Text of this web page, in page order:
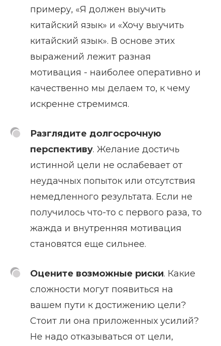
примеру, «Я должен выучить
китайский язык» и «Хочу выучить
китайский язык». В основе этих
выражений лежит разная
мотивация - наиболее оперативно и
качественно мы делаем то, к чему
искренне стремимся.
Разглядите долгосрочную
перспективу. Желание достичь
истинной цели не ослабевает от
неудачных попыток или отсутствия
немедленного результата. Если не
получилось что-то с первого раза, то
жажда и внутренняя мотивация
становятся еще сильнее.
Оцените возможные риски. Какие
сложности могут появиться на
вашем пути к достижению цели?
Стоит ли она приложенных усилий?
Не надо отказываться от цели,